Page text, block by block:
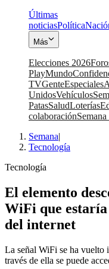
Últimas
noticiasPolítica
Más
Elecciones 2026
PlayMundo
TVGenteEspeciales
UnidosVehículos
PatasSaludLoterías
colaboración
Semana|
Tecnología
Tecnología
El elemento
WiFi que
del internet
La señal WiFi se ha vuelto
través de ella se puede